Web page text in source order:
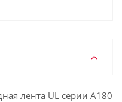
лента UL серии A180